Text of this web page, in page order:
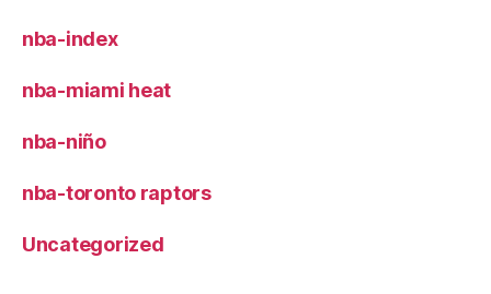
nba-index
nba-miami heat
nba-niño
nba-toronto raptors
Uncategorized